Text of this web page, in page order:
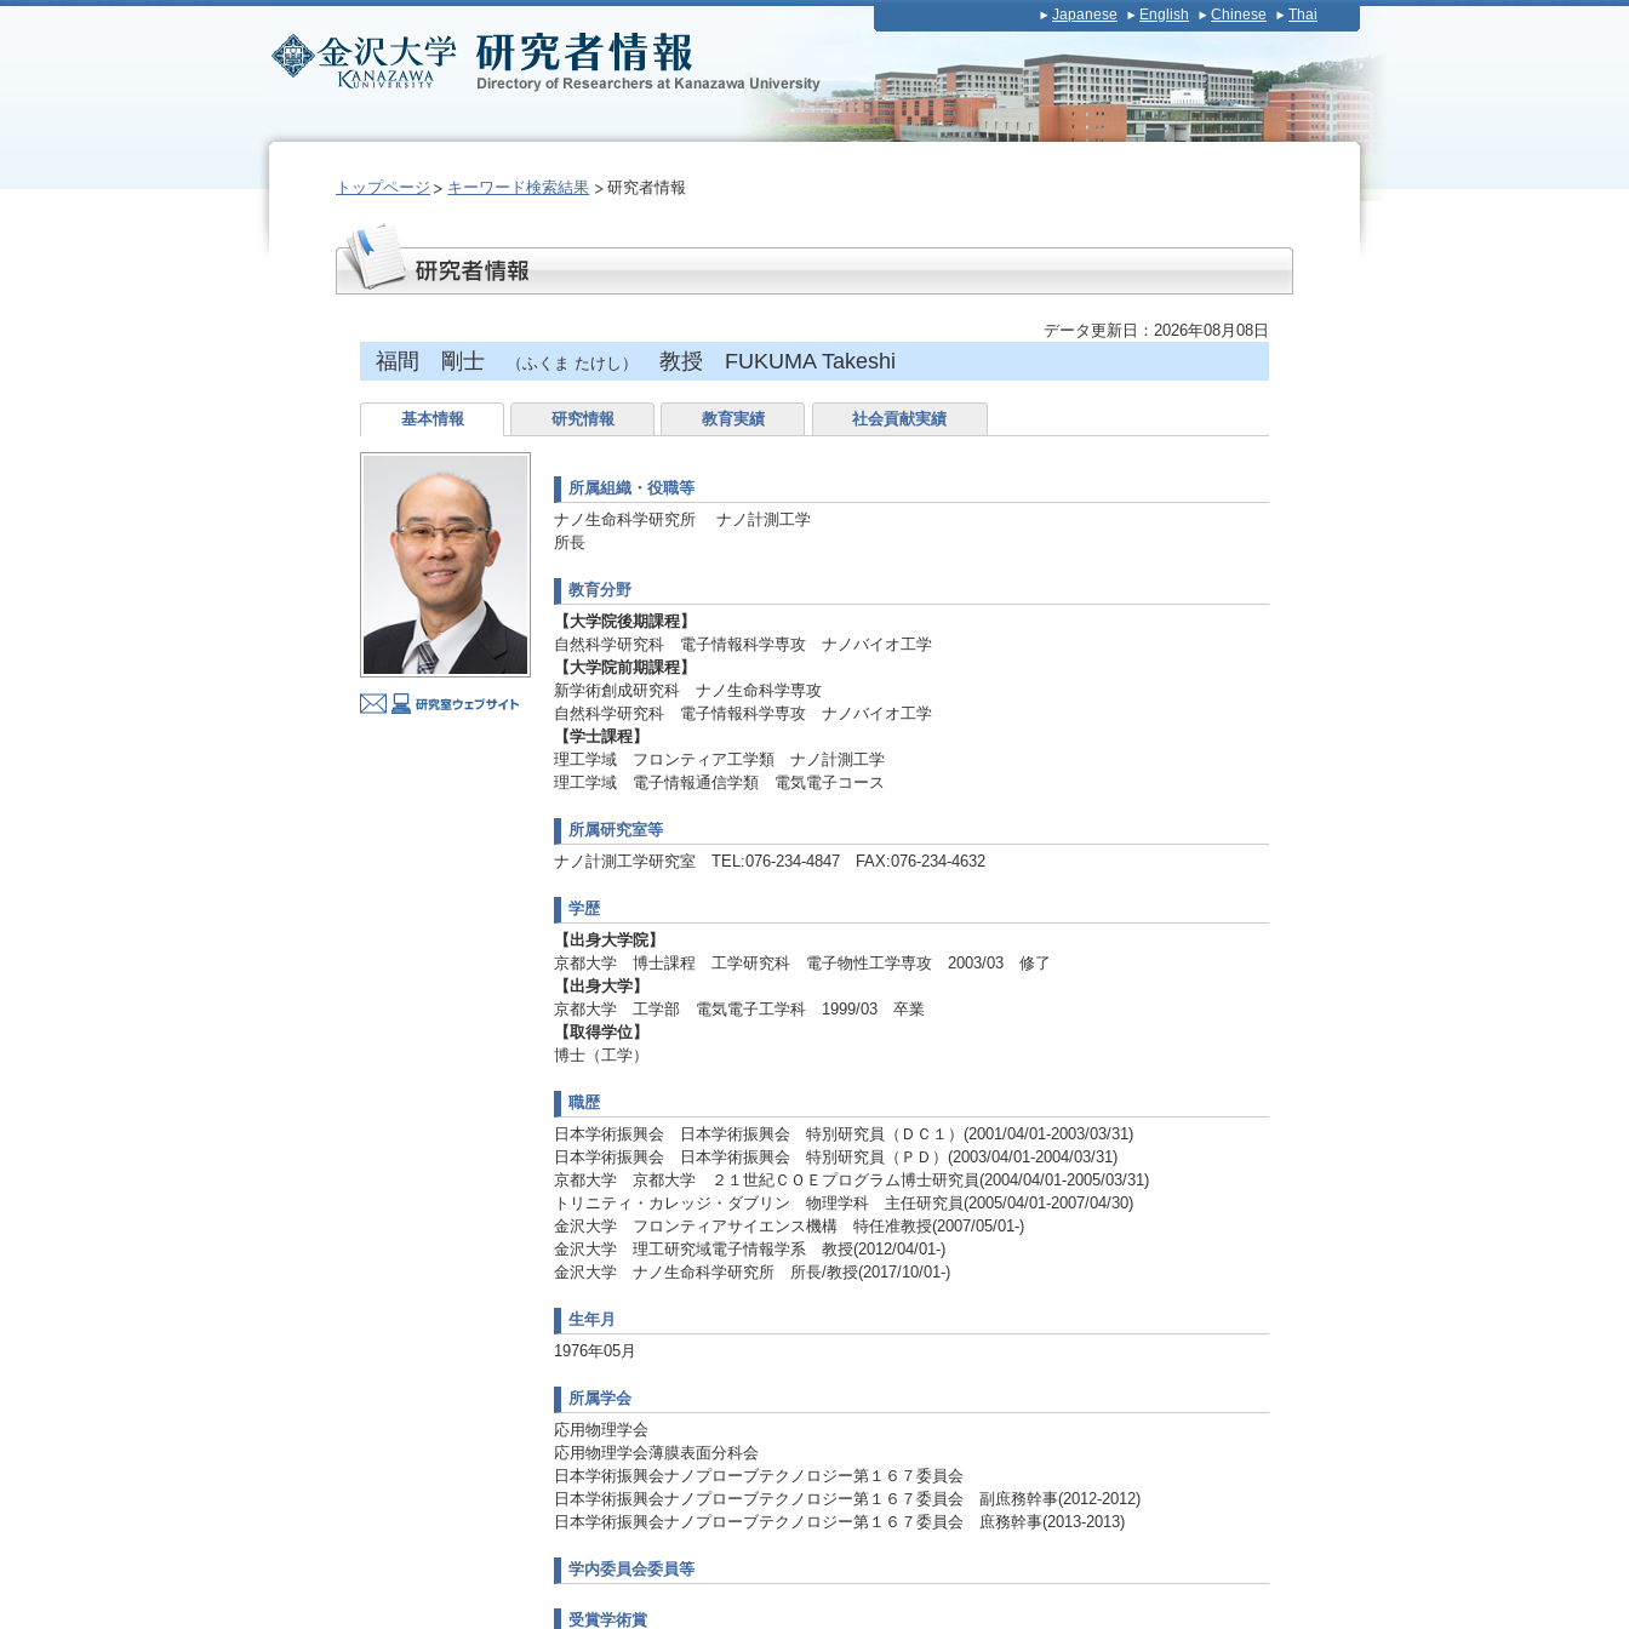
Japanese English Chinese Thai
トップページ キーワード検索結果 研究者情報
データ更新日：2026年08月08日
福間 剛士 （ふくま たけし） 教授 FUKUMA Takeshi
基本情報 研究情報 教育実績 社会貢献実績
所属組織・役職等
ナノ生命科学研究所 ナノ計測工学
所長
教育分野
【大学院後期課程】
自然科学研究科 電子情報科学専攻 ナノバイオ工学
【大学院前期課程】
新学術創成研究科 ナノ生命科学専攻
自然科学研究科 電子情報科学専攻 ナノバイオ工学
【学士課程】
理工学域 フロンティア工学類 ナノ計測工学
理工学域 電子情報通信学類 電気電子コース
所属研究室等
ナノ計測工学研究室 TEL:076-234-4847 FAX:076-234-4632
学歴
【出身大学院】
京都大学 博士課程 工学研究科 電子物性工学専攻 2003/03 修了
【出身大学】
京都大学 工学部 電気電子工学科 1999/03 卒業
【取得学位】
博士（工学）
職歴
日本学術振興会 日本学術振興会 特別研究員（ＤＣ１）(2001/04/01-2003/03/31)
日本学術振興会 日本学術振興会 特別研究員（ＰＤ）(2003/04/01-2004/03/31)
京都大学 京都大学 ２１世紀ＣＯＥプログラム博士研究員(2004/04/01-2005/03/31)
トリニティ・カレッジ・ダブリン 物理学科 主任研究員(2005/04/01-2007/04/30)
金沢大学 フロンティアサイエンス機構 特任准教授(2007/05/01-)
金沢大学 理工研究域電子情報学系 教授(2012/04/01-)
金沢大学 ナノ生命科学研究所 所長/教授(2017/10/01-)
生年月
1976年05月
所属学会
応用物理学会
応用物理学会薄膜表面分科会
日本学術振興会ナノプローブテクノロジー第１６７委員会
日本学術振興会ナノプローブテクノロジー第１６７委員会 副庶務幹事(2012-2012)
日本学術振興会ナノプローブテクノロジー第１６７委員会 庶務幹事(2013-2013)
学内委員会委員等
受賞学術賞